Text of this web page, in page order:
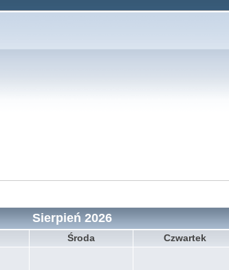
Sierpień 2026
Środa Czwartek